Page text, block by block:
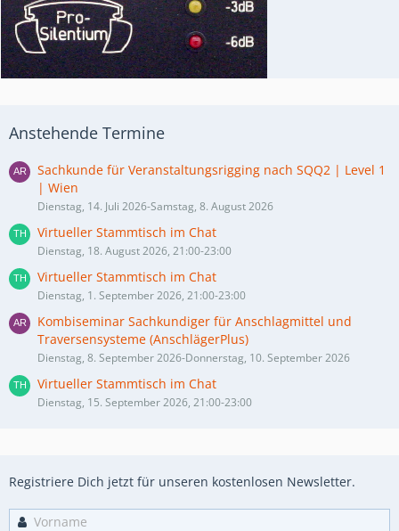
Anstehende Termine
Sachkunde für Veranstaltungsrigging nach SQQ2 | Level 1
| Wien
Dienstag, 14. Juli 2026-Samstag, 8. August 2026
Virtueller Stammtisch im Chat
Dienstag, 18. August 2026, 21:00-23:00
Virtueller Stammtisch im Chat
Dienstag, 1. September 2026, 21:00-23:00
Kombiseminar Sachkundiger für Anschlagmittel und
Traversensysteme (AnschlägerPlus)
Dienstag, 8. September 2026-Donnerstag, 10. September 2026
Virtueller Stammtisch im Chat
Dienstag, 15. September 2026, 21:00-23:00
Registriere Dich jetzt für unseren kostenlosen Newsletter.